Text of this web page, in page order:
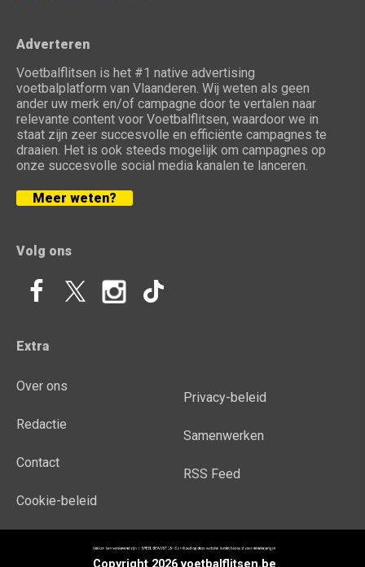
Adverteren
Voetbalflitsen is het #1 native advertising
voetbalplatform van Vlaanderen. Wij weten als geen
ander uw merk en/of campagne door te vertalen naar
relevante content voor Voetbalflitsen, waardoor we in
staat zijn zeer succesvolle en efficiënte campagnes te
draaien. Het is ook steeds mogelijk om campagnes op
onze succesvolle social media kanalen te lanceren.
Meer weten?
Volg ons
Extra
Over ons
Redactie
Contact
Cookie-beleid
Privacy-beleid
Samenwerken
RSS Feed
Copyright 2026 voetbalflitsen.be